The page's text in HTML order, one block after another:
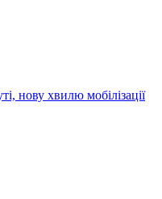
нову хвилю мобілізації